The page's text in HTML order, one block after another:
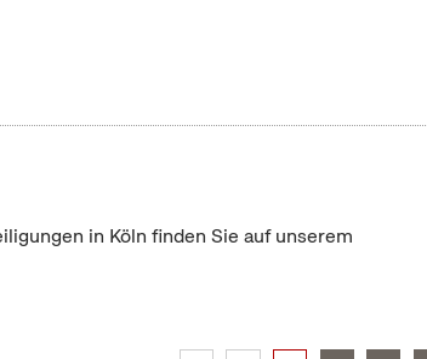
in Köln finden Sie auf unserem